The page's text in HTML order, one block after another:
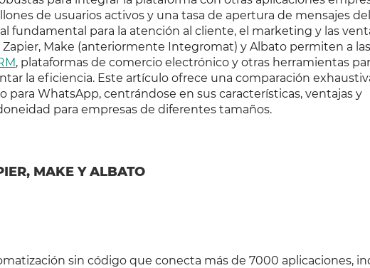
de usuarios activos y una tasa de apertura de mensajes
fundamental para la atención al cliente, el marketing y las
Make (anteriormente Integromat) y Albato permiten a las
, plataformas de comercio electrónico y otras herramientas
la eficiencia. Este artículo ofrece una comparación
para WhatsApp, centrándose en sus características, ventajas y
para empresas de diferentes tamaños.
MAKE Y ALBATO
sin código que conecta más de 7000 aplicaciones,